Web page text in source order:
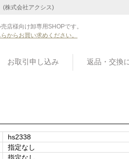
(株式会社アクシス)
店様向け卸専用SHOPです。
からお買い求めください。
お取引申し込み 返品・交換
hs2338
指定なし